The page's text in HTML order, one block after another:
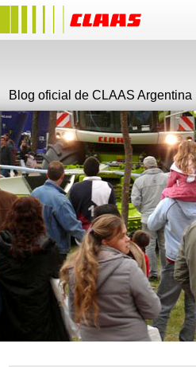
Blog oficial de CLAAS Argentina